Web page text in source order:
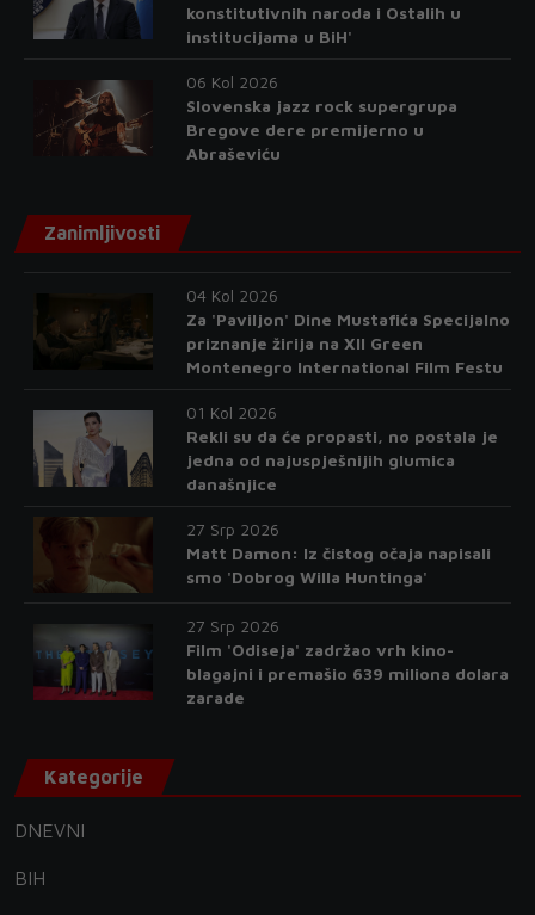
konstitutivnih naroda i Ostalih u
institucijama u BiH'
06 Kol 2026
Slovenska jazz rock supergrupa
Bregove dere premijerno u
Abraševiću
Zanimljivosti
04 Kol 2026
Za 'Paviljon' Dine Mustafića Specijalno
priznanje žirija na XII Green
Montenegro International Film Festu
01 Kol 2026
Rekli su da će propasti, no postala je
jedna od najuspješnijih glumica
današnjice
27 Srp 2026
Matt Damon: Iz čistog očaja napisali
smo 'Dobrog Willa Huntinga'
27 Srp 2026
Film 'Odiseja' zadržao vrh kino-
blagajni i premašio 639 miliona dolara
zarade
Kategorije
DNEVNI
BIH